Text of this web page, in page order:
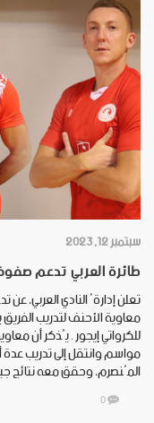
سبتمبر 12, 2023
طائرة العربي تدعم
تعلن إدارةُ النادي العربي، عن
للكرواتي إيجور . يُذكر أن
مواسم وانتقل إلى تدريب
المُنصرم، وحقق معه نتائج
0